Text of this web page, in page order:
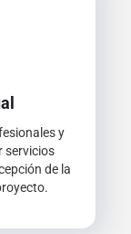
y
servicios
de la